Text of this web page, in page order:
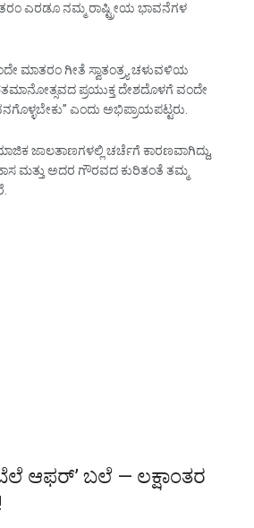
ಎರಡೂ ನಮ್ಮ ರಾಷ್ಟ್ರೀಯ ಭಾವನೆಗಳ
ಮಾತರಂ ಗೀತೆ ಸ್ವಾತಂತ್ರ್ಯ ಚಳುವಳಿಯ
ಪ್ರಯುಕ್ತ ದೇಶದೊಳಗೆ ವಂದೇ
ಎಂದು ಅಭಿಪ್ರಾಯಪಟ್ಟರು.
ಜಾಲತಾಣಗಳಲ್ಲಿ ಚರ್ಚೆಗೆ ಕಾರಣವಾಗಿದ್ದು,
ಮತ್ತು ಅದರ ಗೌರವದ ಕುರಿತಂತೆ ತಮ್ಮ
ಆಫರ್’ ಬಲೆ — ಲಕ್ಷಾಂತರ